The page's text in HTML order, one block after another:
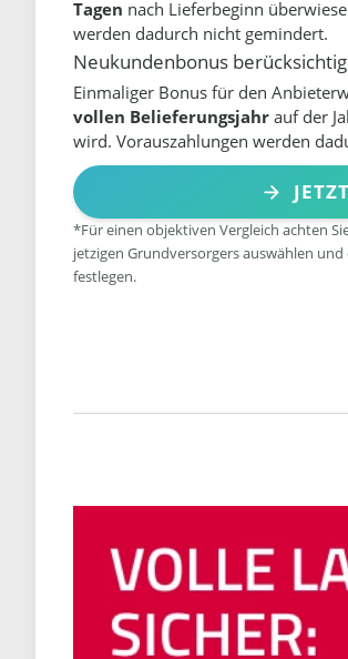
Tagen nach Lieferbeginn
werden dadurch nicht gemindert.
Neukundenbonus
Einmaliger Bonus für den
vollen Belieferungsjahr auf der
wird. Vorauszahlungen werden
*Für einen objektiven Vergleich achten
jetzigen Grundversorgers auswählen
festlegen.